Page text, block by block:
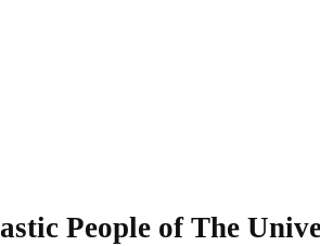
People of The